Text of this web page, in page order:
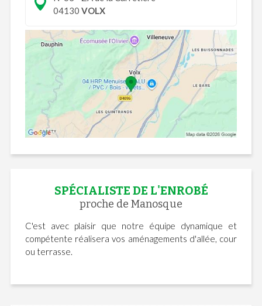
04130 VOLX
SPÉCIALISTE DE L'ENROBÉ
proche de Manosque
C'est avec plaisir que notre équipe dynamique et
compétente réalisera vos aménagements d'allée, cour
ou terrasse.